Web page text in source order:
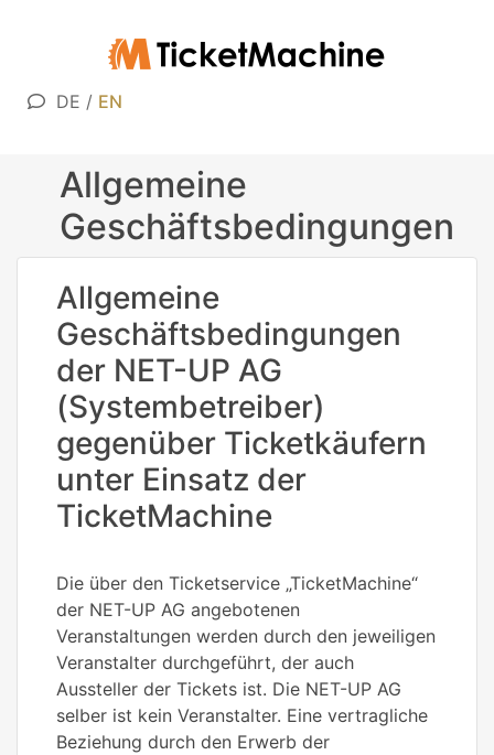
DE / EN
Allgemeine
Geschäftsbedingungen
Allgemeine
Geschäftsbedingungen
der NET-UP AG
(Systembetreiber)
gegenüber Ticketkäufern
unter Einsatz der
TicketMachine
Die über den Ticketservice „TicketMachine“
der NET-UP AG angebotenen
Veranstaltungen werden durch den jeweiligen
Veranstalter durchgeführt, der auch
Aussteller der Tickets ist. Die NET-UP AG
selber ist kein Veranstalter. Eine vertragliche
Beziehung durch den Erwerb der